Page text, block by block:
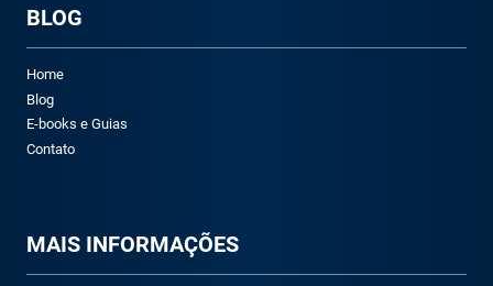
BLOG
Home
Blog
E-books e Guias
Contato
MAIS INFORMAÇÕES